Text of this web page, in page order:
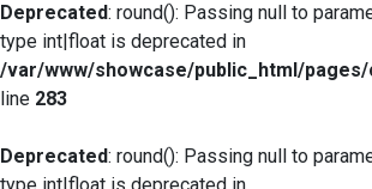
Deprecated: round(): Passing null to
type int|float is deprecated in
/var/www/showcase/public_html/
line 283
Deprecated: round(): Passing null to